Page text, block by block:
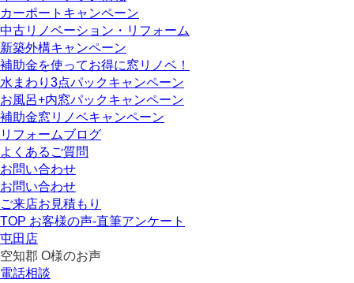
カーポートキャンペーン
中古リノベーション・リフォーム
新築外構キャンペーン
補助金を使ってお得に窓リノベ！
水まわり3点パックキャンペーン
お風呂+内窓パックキャンペーン
補助金窓リノベキャンペーン
リフォームブログ
よくあるご質問
お問い合わせ
お問い合わせ
ご来店お見積もり
TOP お客様の声-直筆アンケート
屯田店
空知郡 O様のお声
電話相談